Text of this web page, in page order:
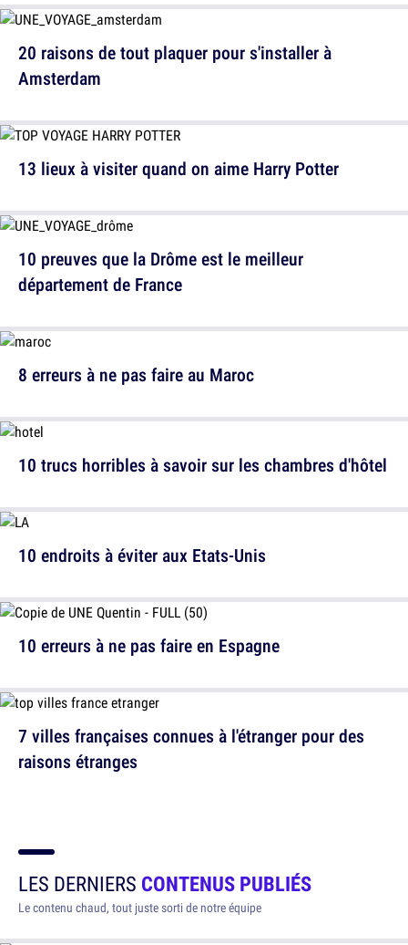
13 lieux à visiter quand on aime Harry Potter
8 erreurs à ne pas faire au Maroc
10 endroits à éviter aux Etats-Unis
7 villes françaises connues à l'étranger pour des
raisons étranges
20 raisons de tout plaquer pour s'installer à
Amsterdam
10 preuves que la Drôme est le meilleur
département de France
10 trucs horribles à savoir sur les chambres d'hôtel
10 erreurs à ne pas faire en Espagne
LES DERNIERS CONTENUS PUBLIÉS
Le contenu chaud, tout juste sorti de notre équipe